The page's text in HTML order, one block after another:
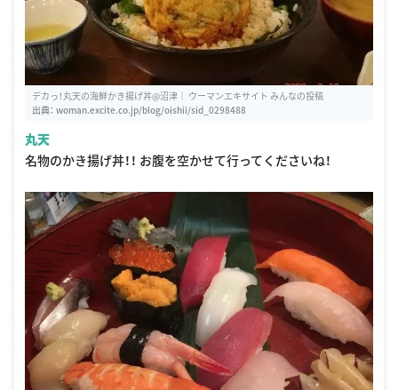
デカっ！丸天の海鮮かき揚げ丼@沼津｜ ウーマンエキサイト みんなの投稿
出典： woman.excite.co.jp/blog/oishii/sid_0298488
丸天
名物のかき揚げ丼！！ お腹を空かせて行ってくださいね！